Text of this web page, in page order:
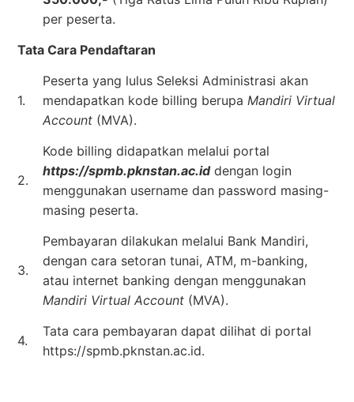
per peserta.
Tata Cara Pendaftaran
1.
Peserta yang lulus Seleksi Administrasi akan
mendapatkan kode billing berupa Mandiri Virtual
Account (MVA).
2.
Kode billing didapatkan melalui portal
https://spmb.pknstan.ac.iddengan login
menggunakan username dan password masing-
masing peserta.
3.
Pembayaran dilakukan melalui Bank Mandiri,
dengan cara setoran tunai, ATM, m-banking,
atau internet banking dengan menggunakan
Mandiri Virtual Account (MVA).
4.
Tata cara pembayaran dapat dilihat di portal
https://spmb.pknstan.ac.id.